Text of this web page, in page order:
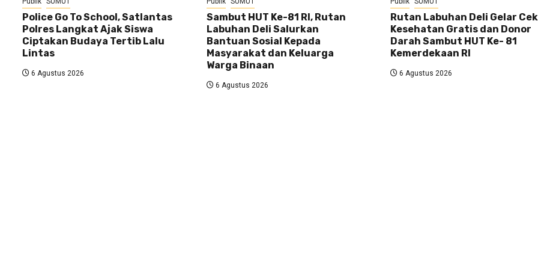
Police Go To School, Satlantas
Polres Langkat Ajak Siswa
Ciptakan Budaya Tertib Lalu
Lintas
6 Agustus 2026
Sambut HUT Ke-81 RI, Rutan
Labuhan Deli Salurkan
Bantuan Sosial Kepada
Masyarakat dan Keluarga
Warga Binaan
6 Agustus 2026
Rutan Labuhan Deli Gelar Cek
Kesehatan Gratis dan Donor
Darah Sambut HUT Ke- 81
Kemerdekaan RI
6 Agustus 2026